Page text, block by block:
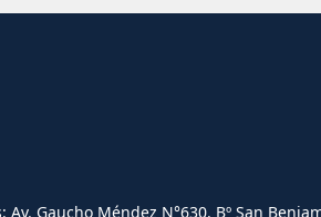
Gaucho Méndez N°630. Bº San